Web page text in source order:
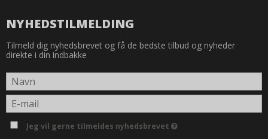
NYHEDSTILMELDING
Tilmeld dig nyhedsbrevet og få de bedste tilbud og nyheder
direkte i din indbakke
Jeg vil gerne tilmeldes nyhedsbrevet